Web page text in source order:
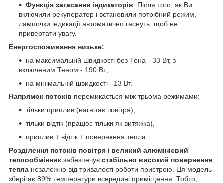
Функція загасання індикаторів . Після того, як Ви
включили рекуператор і встановили потрібний режим,
лампочки індикації автоматично гаснуть, щоб не
привертати увагу.
Енергоспоживання низьке:
на максимальній швидкості без Тена - 33 Вт, з
включеним Теном - 190 Вт;
на мінімальній швидкості - 13 Вт.
Напрямок потоків перемикається між трьома режимами:
тільки приплив (нагнітає повітря),
тільки відтік (працює тільки як витяжка),
приплив + відтік + повернення тепла.
Розділення потоків повітря і великий алюмінієвий
теплообмінник забезпечує стабільно високий повернення
тепла незалежно від тривалості роботи пристрою. Ця модель
зберігає 89% температури всередині приміщення. Тобто,